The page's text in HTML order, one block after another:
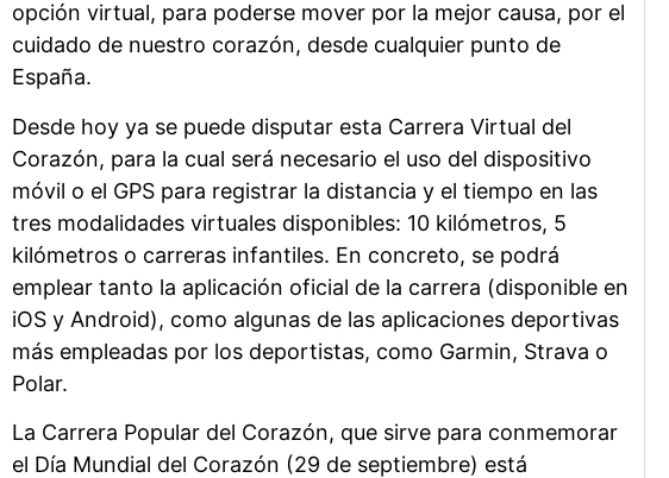
opción virtual, para poderse mover por la mejor causa, por el
cuidado de nuestro corazón, desde cualquier punto de
España.
Desde hoy ya se puede disputar esta Carrera Virtual del
Corazón, para la cual será necesario el uso del dispositivo
móvil o el GPS para registrar la distancia y el tiempo en las
tres modalidades virtuales disponibles: 10 kilómetros, 5
kilómetros o carreras infantiles. En concreto, se podrá
emplear tanto la aplicación oficial de la carrera (disponible en
iOS y Android), como algunas de las aplicaciones deportivas
más empleadas por los deportistas, como Garmin, Strava o
Polar.
La Carrera Popular del Corazón, que sirve para conmemorar
el Día Mundial del Corazón (29 de septiembre) está